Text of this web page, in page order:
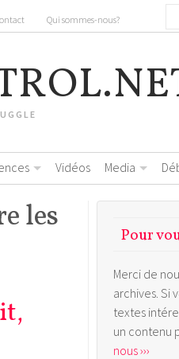
Qui sommes-nous?
Vidéos Media
les
Pour
Merci de
archives. Si
textes
un contenu
nous ›››